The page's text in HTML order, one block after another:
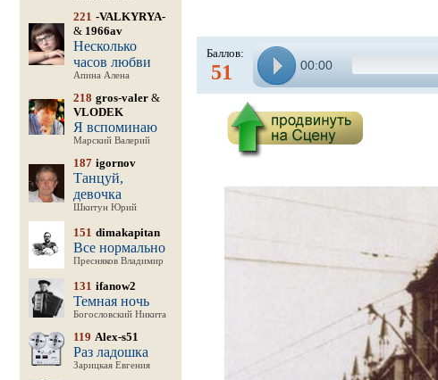
221 -VALKYRYA-
& 1966av
Несколько
часов любви
Апина Алена
218 gros-valer&
VLODEK
Я вспоминаю
Марский Валерий
187 igornov
Танцуй,
девочка
Шкитун Юрий
151 dimakapitan
Все нормально
Пресняков Владимир
131 ifanow2
Темная ночь
Богословский Никита
119 Alex-s51
Раз ладошка
Зарицкая Евгения
Баллов:
51 00:00